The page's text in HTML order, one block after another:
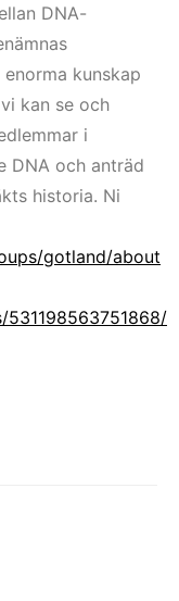
DNA-
kunskap
kan se och
i
DNA och anträd
historia. Ni
gotland/about